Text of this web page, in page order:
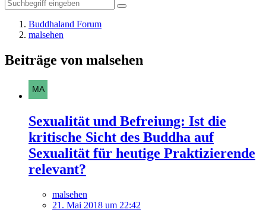
Buddhaland Forum
malsehen
Beiträge von malsehen
Sexualität und Befreiung: Ist die
kritische Sicht des Buddha auf
Sexualität für heutige Praktizierende
relevant?
malsehen
21. Mai 2018 um 22:42